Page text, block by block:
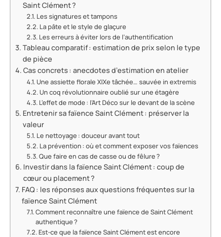
Saint Clément ?
Les signatures et tampons
La pâte et le style de glaçure
Les erreurs à éviter lors de l’authentification
Tableau comparatif : estimation de prix selon le type
de pièce
Cas concrets : anecdotes d’estimation en atelier
Une assiette florale XIXe tâchée… sauvée in extremis
Un coq révolutionnaire oublié sur une étagère
L’effet de mode : l’Art Déco sur le devant de la scène
Entretenir sa faïence Saint Clément : préserver la
valeur
Le nettoyage : douceur avant tout
La prévention : où et comment exposer vos faïences
Que faire en cas de casse ou de fêlure ?
Investir dans la faïence Saint Clément : coup de
cœur ou placement ?
FAQ : les réponses aux questions fréquentes sur la
faïence Saint Clément
Comment reconnaître une faïence de Saint Clément
authentique ?
Est-ce que la faïence Saint Clément est encore